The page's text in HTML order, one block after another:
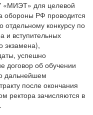
«МИЭТ» для целевой
обороны РФ проводится
конкурсу по
и вступительных
экзамена),
успешно
договор об обучении
дальнейшем
после окончания
ректора зачисляются в